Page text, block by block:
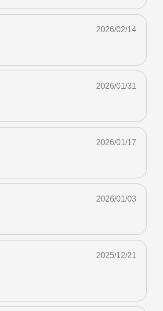
2026/02/14
2026/01/31
2026/01/17
2026/01/03
2025/12/21